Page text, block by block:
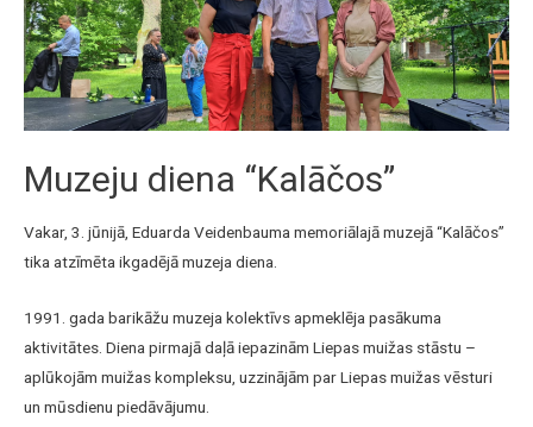
Muzeju diena “Kalāčos”
Vakar, 3. jūnijā, Eduarda Veidenbauma memoriālajā muzejā “Kalāčos”
tika atzīmēta ikgadējā muzeja diena.
1991. gada barikāžu muzeja kolektīvs apmeklēja pasākuma
aktivitātes. Diena pirmajā daļā iepazinām Liepas muižas stāstu –
aplūkojām muižas kompleksu, uzzinājām par Liepas muižas vēsturi
un mūsdienu piedāvājumu.